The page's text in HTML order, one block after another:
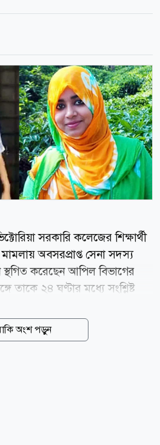
সরকারি কলেজের শিক্ষার্থী
অবসরপ্রাপ্ত সেনা সদস্য
করেছেন আপিল বিভাগের
তাকে ২৪ ঘণ্টার মধ্যে সংশ্লিষ্ট
হাফিজুর রহমানকে গ্রেপ্তার করতে
রাষ্ট্রপক্ষের আবেদনে শুনানির পর
অংশ পড়ুন